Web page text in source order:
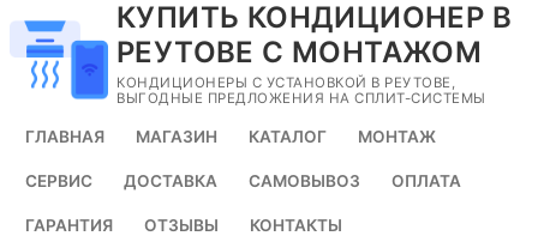
содержимому
КУПИТЬ КОНДИЦИОНЕР В
РЕУТОВЕ С МОНТАЖОМ
КОНДИЦИОНЕРЫ С УСТАНОВКОЙ В РЕУТОВЕ,
ВЫГОДНЫЕ ПРЕДЛОЖЕНИЯ НА СПЛИТ-СИСТЕМЫ
ГЛАВНАЯ МАГАЗИН КАТАЛОГ МОНТАЖ
СЕРВИС ДОСТАВКА САМОВЫВОЗ ОПЛАТА
ГАРАНТИЯ ОТЗЫВЫ КОНТАКТЫ